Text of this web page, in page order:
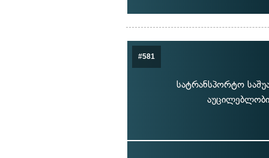
#581
სატრანსპორტო